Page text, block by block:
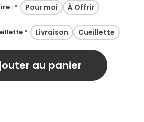
:* Pour moi À Offrir
* Livraison Cueillette
au panier